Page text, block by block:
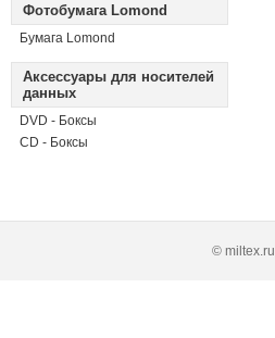
Фотобумага Lomond
Бумага Lomond
Аксессуары для носителей
данных
DVD - Боксы
CD - Боксы
© miltex.ru